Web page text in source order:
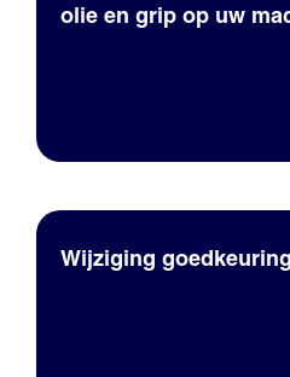
olie en grip op uw
Wijziging